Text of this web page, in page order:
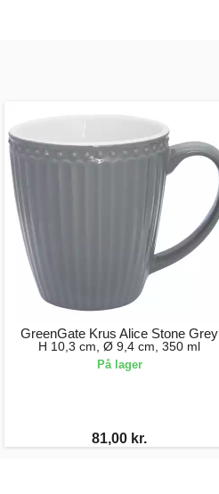
GreenGate Krus Alice Stone Grey
H 10,3 cm, Ø 9,4 cm, 350 ml
På lager
81,00 kr.